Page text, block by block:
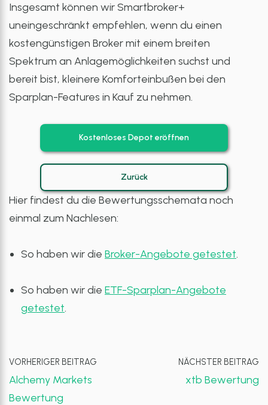
Insgesamt können wir Smartbroker+
uneingeschränkt empfehlen, wenn du einen
kostengünstigen Broker mit einem breiten
Spektrum an Anlagemöglichkeiten suchst und
bereit bist, kleinere Komforteinbußen bei den
Sparplan-Features in Kauf zu nehmen.
Kostenloses Depot eröffnen
Zurück
Hier findest du die Bewertungsschemata noch
einmal zum Nachlesen:
So haben wir die Broker-Angebote getestet.
So haben wir die ETF-Sparplan-Angebote
getestet.
VORHERIGER BEITRAG
Alchemy Markets
Bewertung
NÄCHSTER BEITRAG
xtb Bewertung